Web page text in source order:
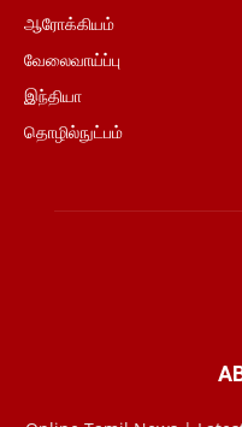
ஆரோக்கியம்
வேலைவாய்ப்பு
இந்தியா
தொழில்நுட்பம்